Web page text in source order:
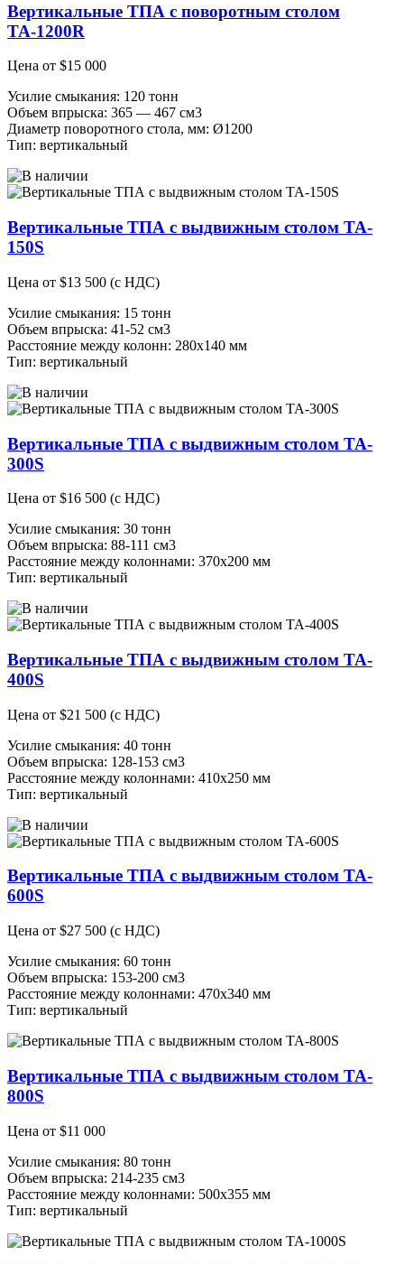
Вертикальные ТПА с поворотным столом
ТА-1200R
Цена от $15 000
Усилие смыкания: 120 тонн
Объем впрыска: 365 — 467 см3
Диаметр поворотного стола, мм: Ø1200
Тип: вертикальный
Вертикальные ТПА с выдвижным столом TA-
150S
Цена от $13 500 (с НДС)
Усилие смыкания: 15 тонн
Объем впрыска: 41-52 см3
Расстояние между колонн: 280х140 мм
Тип: вертикальный
Вертикальные ТПА с выдвижным столом TA-
300S
Цена от $16 500 (с НДС)
Усилие смыкания: 30 тонн
Объем впрыска: 88-111 см3
Расстояние между колоннами: 370х200 мм
Тип: вертикальный
Вертикальные ТПА с выдвижным столом TA-
400S
Цена от $21 500 (с НДС)
Усилие смыкания: 40 тонн
Объем впрыска: 128-153 см3
Расстояние между колоннами: 410х250 мм
Тип: вертикальный
Вертикальные ТПА с выдвижным столом TA-
600S
Цена от $27 500 (с НДС)
Усилие смыкания: 60 тонн
Объем впрыска: 153-200 см3
Расстояние между колоннами: 470х340 мм
Тип: вертикальный
Вертикальные ТПА с выдвижным столом TA-
800S
Цена от $11 000
Усилие смыкания: 80 тонн
Объем впрыска: 214-235 см3
Расстояние между колоннами: 500х355 мм
Тип: вертикальный